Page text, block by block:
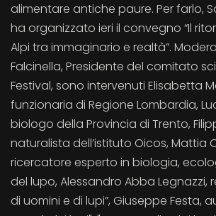
alimentare antiche paure. Per farlo,
ha organizzato ieri il convegno “Il
Alpi tra immaginario e realtà”.
Falcinella, Presidente del comitato
Festival, sono intervenuti Elisabetta
funzionaria di Regione Lombardia,
biologo della Provincia di Trento,
naturalista dell’istituto Oicos, Mattia
ricercatore esperto in biologia,
del lupo, Alessandro Abba Legnazzi,
di uomini e di lupi”, Giuseppe Festa,